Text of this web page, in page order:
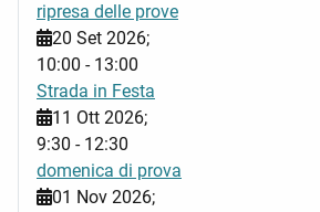
ripresa delle prove
20 Set 2026;
10:00 - 13:00
Strada in Festa
11 Ott 2026;
9:30 - 12:30
domenica di prova
01 Nov 2026;